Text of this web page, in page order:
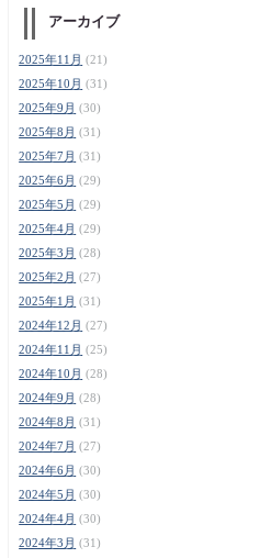
アーカイブ
2025年11月 (21)
2025年10月 (31)
2025年9月 (30)
2025年8月 (31)
2025年7月 (31)
2025年6月 (29)
2025年5月 (29)
2025年4月 (29)
2025年3月 (28)
2025年2月 (27)
2025年1月 (31)
2024年12月 (27)
2024年11月 (25)
2024年10月 (28)
2024年9月 (28)
2024年8月 (31)
2024年7月 (27)
2024年6月 (30)
2024年5月 (30)
2024年4月 (30)
2024年3月 (31)